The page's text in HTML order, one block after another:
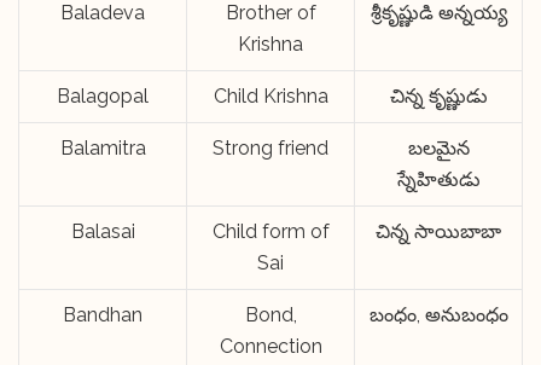
Baladeva
Brother of
Krishna
శ్రీకృష్ణుడి అన్నయ్య
Balagopal Child Krishna చిన్న కృష్ణుడు
Balamitra Strong friend
బలమైన
స్నేహితుడు
Balasai
Child form of
Sai
చిన్న సాయిబాబా
Bandhan
Bond,
Connection
బంధం, అనుబంధం